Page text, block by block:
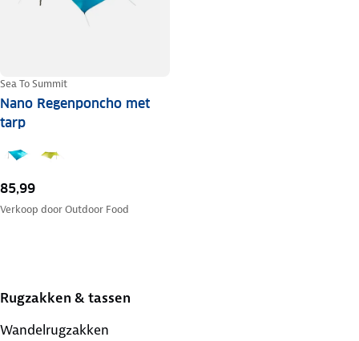
Sea To Summit
Nano Regenponcho met
tarp
85,99
Verkoop doorOutdoor Food
Rugzakken & tassen
Wandelrugzakken